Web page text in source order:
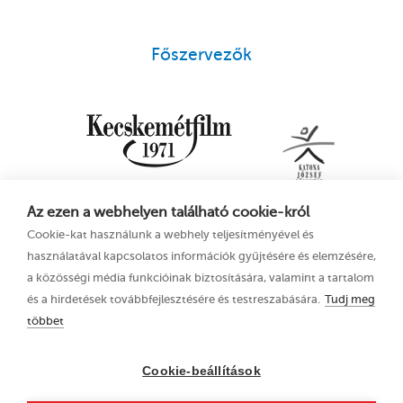
Az ezen a webhelyen található cookie-król
Cookie-kat használunk a webhely teljesítményével és
használatával kapcsolatos információk gyűjtésére és elemzésére,
a közösségi média funkcióinak biztosítására, valamint a tartalom
és a hirdetések továbbfejlesztésére és testreszabására. Tudj meg
többet
Cookie-beállítások
Főszervezők
2023. június 21–25.